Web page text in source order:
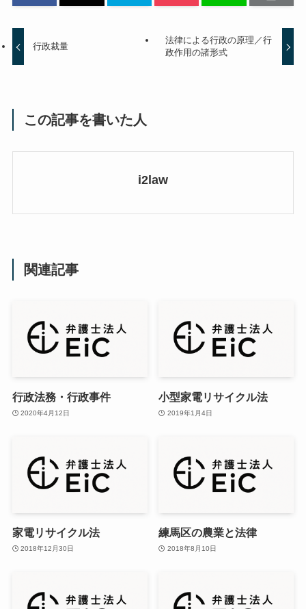
行政裁量
法律による行政の原理／行
政作用の諸形式
この記事を書いた人
i2law
関連記事
行政法務・行政事件
2020年4月12日
小型家電リサイクル法
2019年1月4日
家電リサイクル法
2018年12月30日
練馬区の農業と法律
2018年8月10日